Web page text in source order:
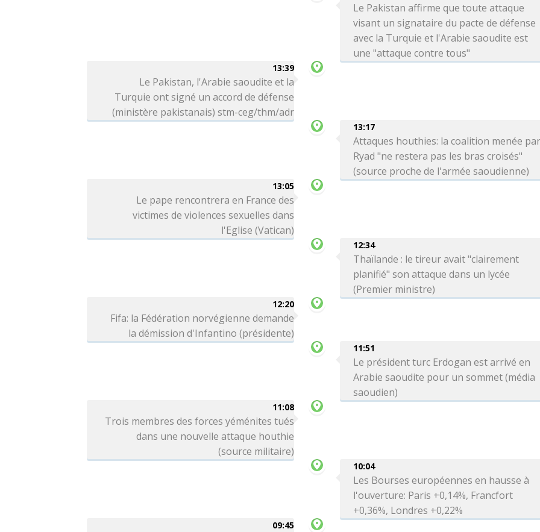
Le Pakistan affirme que toute attaque
visant un signataire du pacte de défense
avec la Turquie et l'Arabie saoudite est
une "attaque contre tous"
13:39
Le Pakistan, l'Arabie saoudite et la
Turquie ont signé un accord de défense
(ministère pakistanais) stm-ceg/thm/adr
13:17
Attaques houthies: la coalition menée
Ryad "ne restera pas les bras croisés"
(source proche de l'armée saoudienne)
13:05
Le pape rencontrera en France des
victimes de violences sexuelles dans
l'Eglise (Vatican)
12:34
Thaïlande : le tireur avait "clairement
planifié" son attaque dans un lycée
(Premier ministre)
12:20
Fifa: la Fédération norvégienne demande
la démission d'Infantino (présidente)
11:51
Le président turc Erdogan est arrivé en
Arabie saoudite pour un sommet (média
saoudien)
11:08
Trois membres des forces yéménites tués
dans une nouvelle attaque houthie
(source militaire)
10:04
Les Bourses européennes en hausse à
l'ouverture: Paris +0,14%, Francfort
+0,36%, Londres +0,22%
09:45